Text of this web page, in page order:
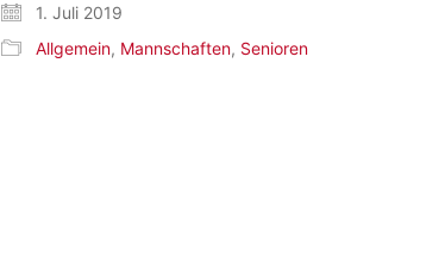
1. Juli 2019
Allgemein, Mannschaften, Senioren